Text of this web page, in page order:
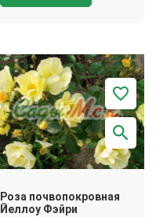
Роза почвопокровная
Йеллоу Фэйри